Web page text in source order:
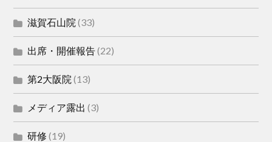
滋賀石山院 (33)
出席・開催報告(22)
第2大阪院 (13)
メディア露出 (3)
研修 (19)